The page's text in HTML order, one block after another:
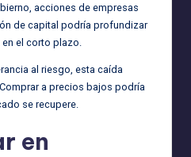
acciones de empresas
de capital podría profundizar
el corto plazo.
al riesgo, esta caída
a precios bajos podría
se recupere.
en